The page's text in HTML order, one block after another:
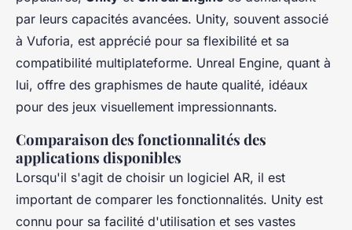
par leurs capacités avancées. Unity, souvent associé
à Vuforia, est apprécié pour sa flexibilité et sa
compatibilité multiplateforme. Unreal Engine, quant à
lui, offre des graphismes de haute qualité, idéaux
pour des jeux visuellement impressionnants.
Comparaison des fonctionnalités des
applications disponibles
Lorsqu'il s'agit de choisir un logiciel AR, il est
important de comparer les fonctionnalités. Unity est
connu pour sa facilité d'utilisation et ses vastes